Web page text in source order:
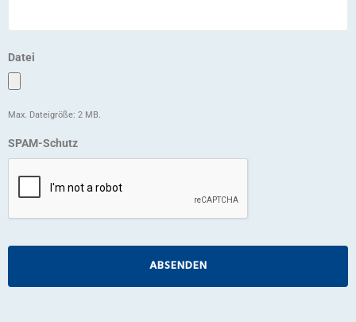
Datei
Max. Dateigröße: 2 MB.
SPAM-Schutz